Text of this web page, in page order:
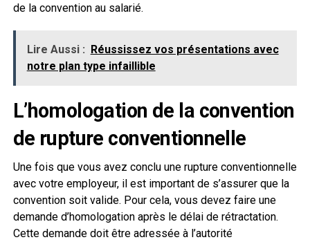
de la convention au salarié.
Lire Aussi : Réussissez vos présentations avec
notre plan type infaillible
L’homologation de la convention
de rupture conventionnelle
Une fois que vous avez conclu une rupture conventionnelle
avec votre employeur, il est important de s’assurer que la
convention soit valide. Pour cela, vous devez faire une
demande d’homologation après le délai de rétractation.
Cette demande doit être adressée à l’autorité